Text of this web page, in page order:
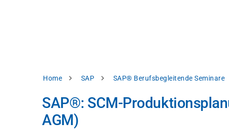
Breadcrumb
Home SAP SAP® Berufsbegleitende Seminare
SAP®: SCM-
AGM)